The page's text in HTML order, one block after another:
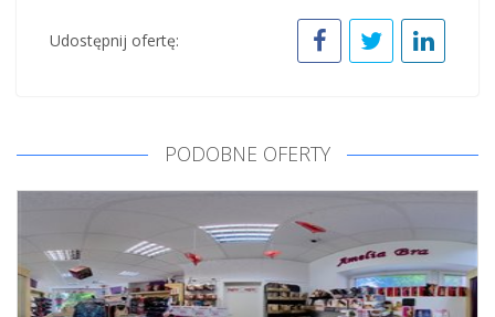
Udostępnij ofertę:
PODOBNE OFERTY